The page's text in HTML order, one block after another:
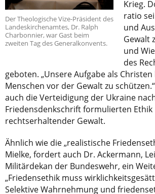
Der Theologische Vize-Präsident des
Landeskirchenamtes, Dr. Ralph
Charbonnier, war Gast beim
zweiten Tag des Generalkonvents.
Krieg.
ratio
und
Gewalt
und
des
geboten. „Unsere Aufgabe als
Menschen vor der Gewalt zu
auch die Verteidigung der Ukraine
Friedensdenkschrift formulierten Ethik
rechtserhaltender Gewalt.
Ähnlich wie die „realistische
Mielke, fordert auch Dr. Ackermann,
Militärdekan der Bundeswehr, ein
„Friedensethik muss
Selektive Wahrnehmung und